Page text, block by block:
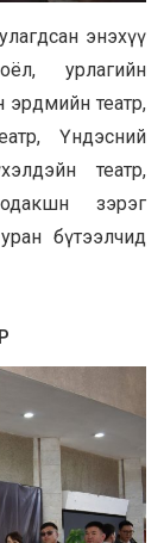
энэхүү
урлагийн
эрдмийн театр,
Үндэсний
театр,
зэрэг
бүтээлчид